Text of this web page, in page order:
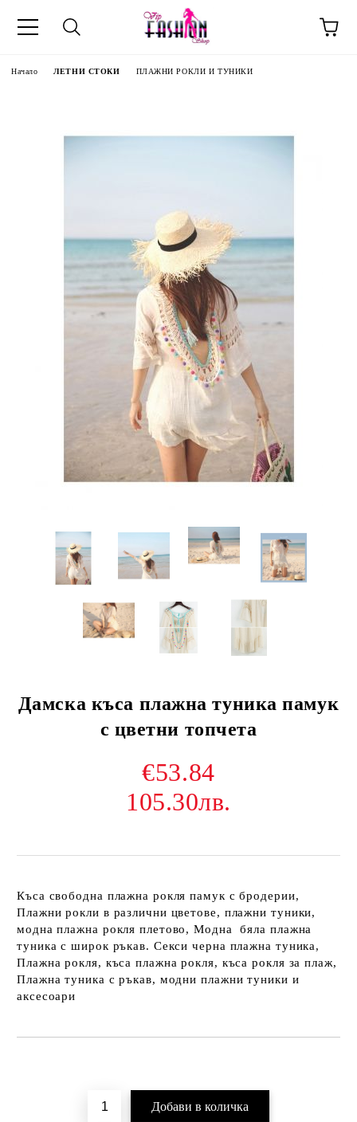
Начало ЛЕТНИ СТОКИ ПЛАЖНИ РОКЛИ И ТУНИКИ
Дамска къса плажна туника памук
с цветни топчета
€53.84
105.30лв.
Къса свободна плажна рокля памук с бродерии,
Плажни рокли в различни цветове, плажни туники,
модна плажна рокля плетово, Модна бяла плажна
туника с широк ръкав. Секси черна плажна туника,
Плажна рокля, къса плажна рокля, къса рокля за плаж,
Плажна туника с ръкав, модни плажни туники и
аксесоари